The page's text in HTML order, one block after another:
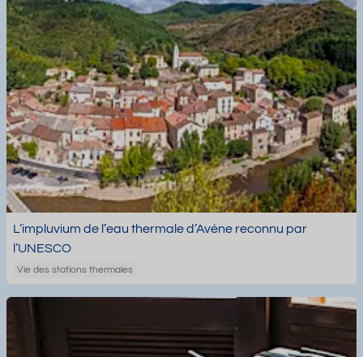
L’impluvium de l’eau thermale d’Avène reconnu par
l’UNESCO
Vie des stations thermales